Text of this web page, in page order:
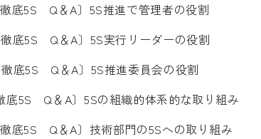
徹底5S Q＆A〕5S推進で管理者の役割
徹底5S Q＆A〕5S実行リーダーの役割
徹底5S Q＆A〕5S推進委員会の役割
徹底5S Q＆A〕5Sの組織的体系的な取り組み
徹底5S Q＆A〕技術部門の5Sへの取り組み